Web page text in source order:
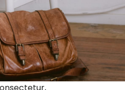
sit
sed quia
eos qui
nesciunt.
dolorem